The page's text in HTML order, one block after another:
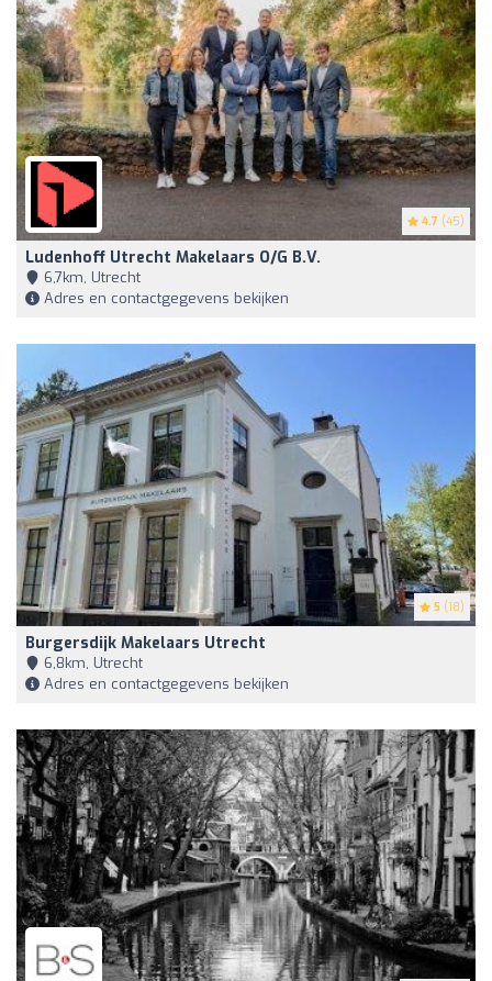
4.7 (45)
Ludenhoff Utrecht Makelaars O/g B.V.
6,7km, Utrecht
Adres en contactgegevens bekijken
5 (18)
Burgersdijk Makelaars Utrecht
6,8km, Utrecht
Adres en contactgegevens bekijken